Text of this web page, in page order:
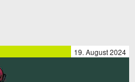
19. August 2024